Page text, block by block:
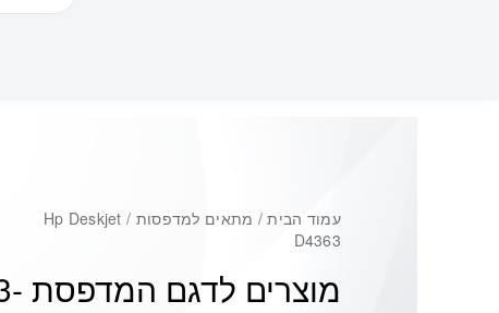
עמוד הבית
/ מתאים למדפסות / Hp Deskjet
D4363
מוצרים לדגם המדפסת -